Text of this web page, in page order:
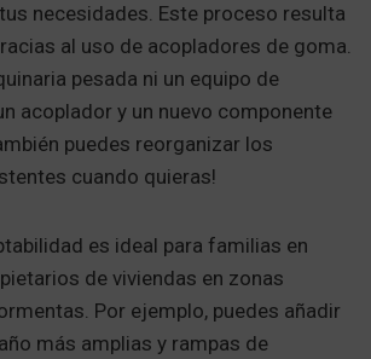
necesidades. Este proceso resulta
al uso de acopladores de goma.
pesada ni un equipo de
acoplador y un nuevo componente
puedes reorganizar los
cuando quieras!
es ideal para familias en
de viviendas en zonas
Por ejemplo, puedes añadir
más amplias y rampas de